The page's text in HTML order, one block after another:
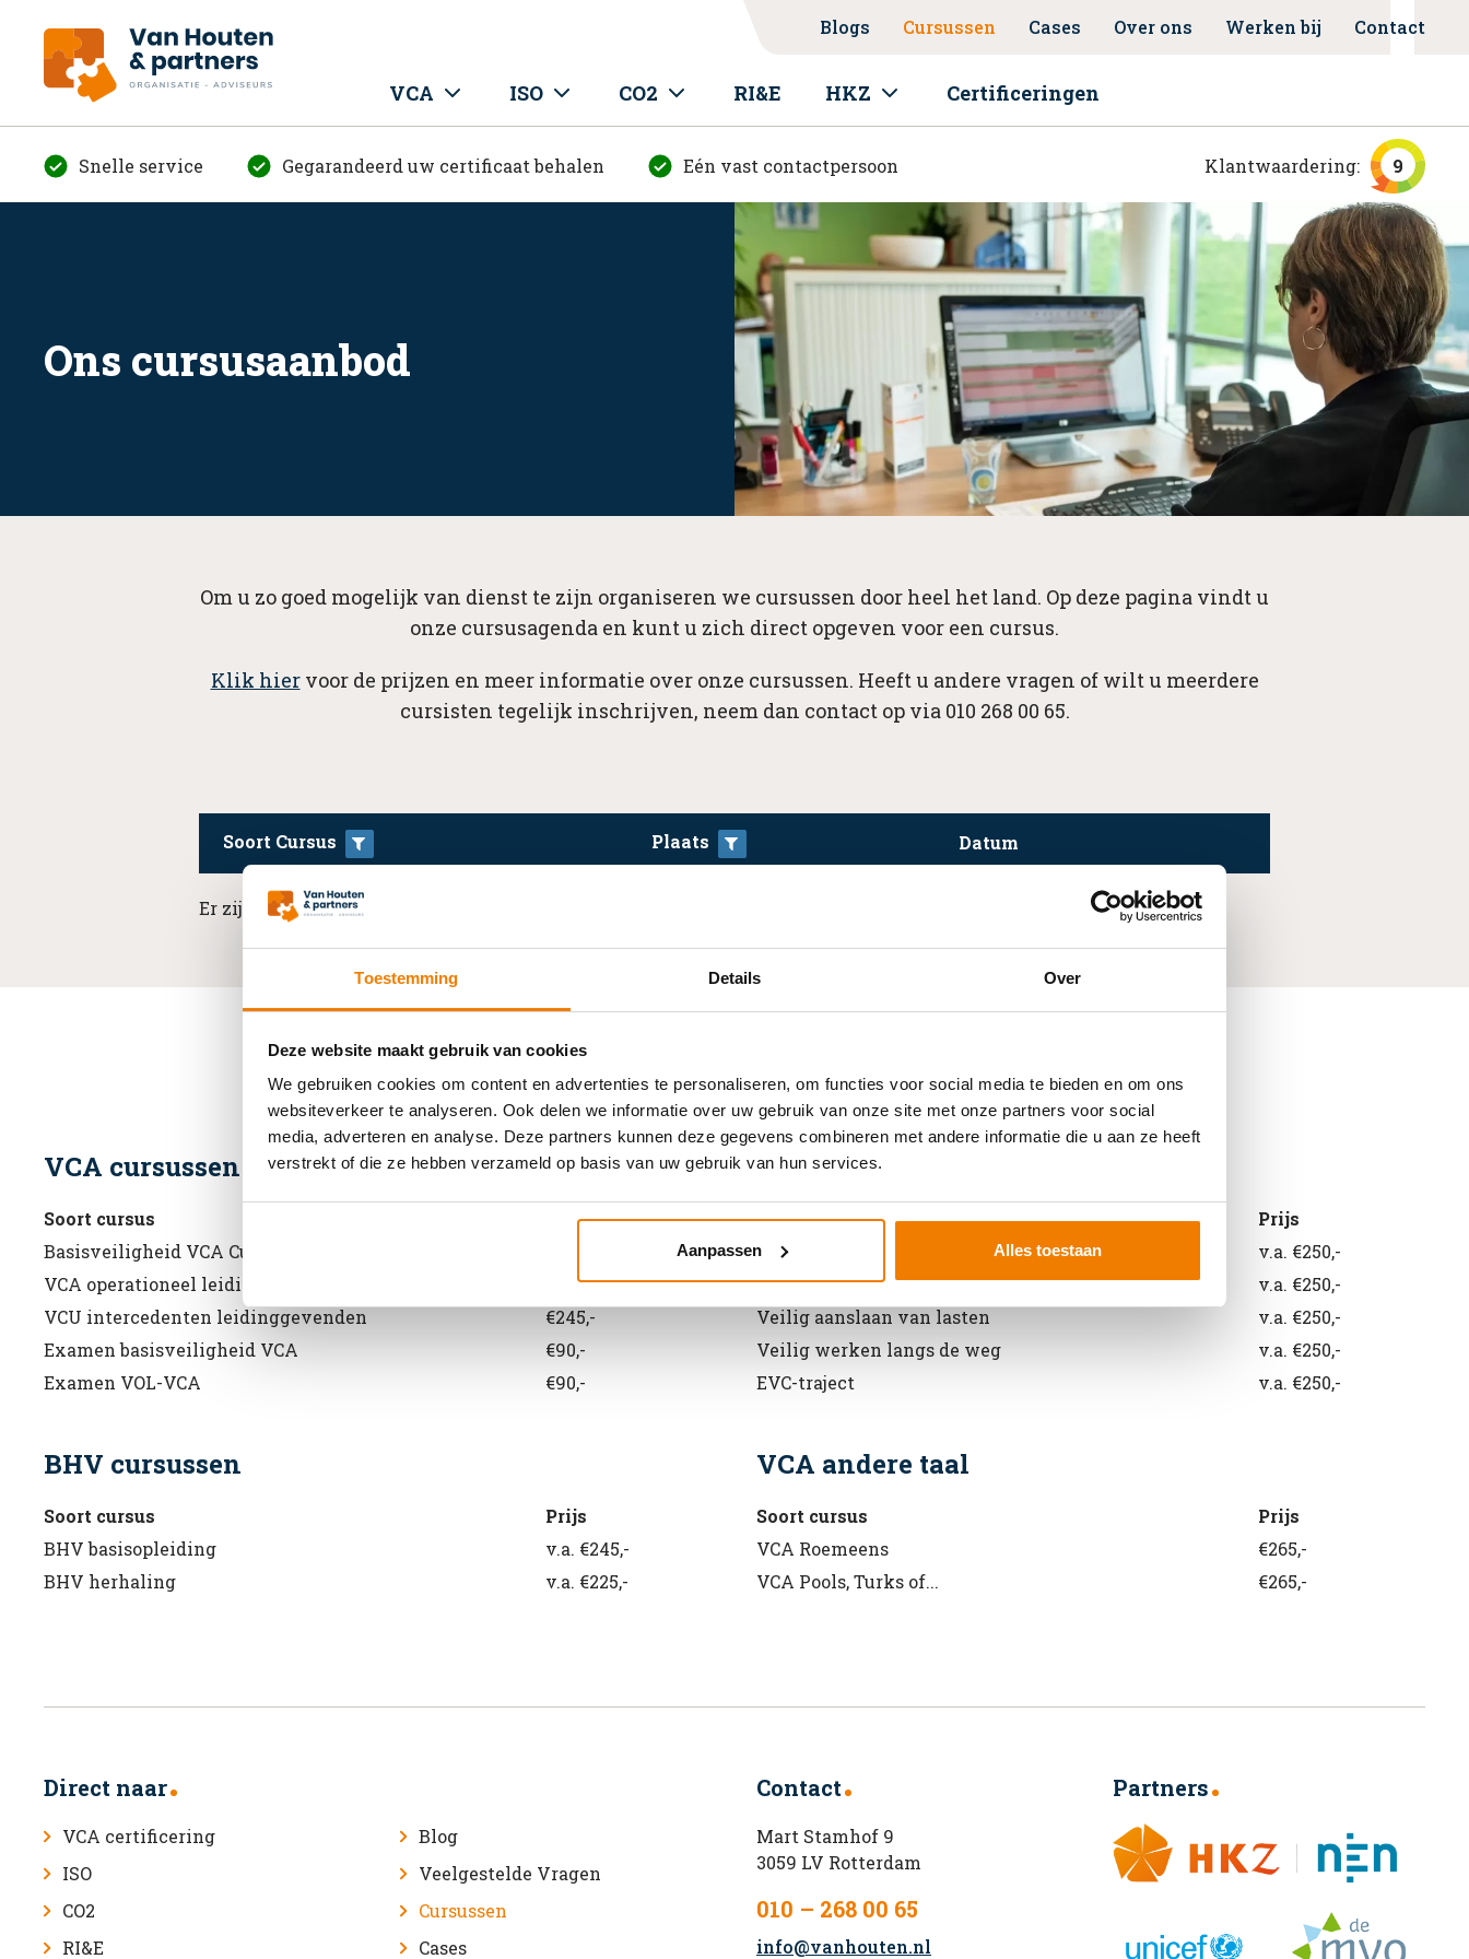
Toestemming Details Over
Deze website maakt gebruik van cookies
We gebruiken cookies om content en advertenties te personaliseren, om functies voor social media te bieden en om ons
websiteverkeer te analyseren. Ook delen we informatie over uw gebruik van onze site met onze partners voor social
media, adverteren en analyse. Deze partners kunnen deze gegevens combineren met andere informatie die u aan ze heeft
verstrekt of die ze hebben verzameld op basis van uw gebruik van hun services.
Aanpassen Alles toestaan
Blogs Cursussen Cases Over ons Werken bij Contact
VCA ISO CO2 RI&E HKZ Certificeringen
Snelle service Gegarandeerd uw certificaat behalen Eén vast contactpersoon Klantwaardering: 9
Ons cursusaanbod
Om u zo goed mogelijk van dienst te zijn organiseren we cursussen door heel het land. Op deze pagina vindt u
onze cursusagenda en kunt u zich direct opgeven voor een cursus.
Klik hiervoor de prijzen en meer informatie over onze cursussen. Heeft u andere vragen of wilt u meerdere
cursisten tegelijk inschrijven, neem dan contact op via 010 268 00 65.
Soort Cursus Plaats Datum
Er zijn geen resultaten beschikbaar.
Algemene informatie cursussen
VCA cursussen
Soort cursus
Prijs
Basisveiligheid VCA Cursus
VCA operationeel leidinggevenden
€245,-
VCU intercedenten leidinggevenden
€245,-
Examen basisveiligheid VCA
€90,-
Examen VOL-VCA
€90,-
BHV cursussen
Soort cursus
Prijs
BHV basisopleiding
v.a. €245,-
BHV herhaling
v.a. €225,-
Arbo en Veiligheid
Soort cursus
Prijs
Werken met vorkhef- en reachtruck
v.a. €250,-
Werken met een hoogwerker
v.a. €250,-
Veilig aanslaan van lasten
v.a. €250,-
Veilig werken langs de weg
v.a. €250,-
EVC-traject
v.a. €250,-
VCA andere taal
Soort cursus
Prijs
VCA Roemeens
€265,-
VCA Pools, Turks of...
€265,-
Direct naar
VCA certificering
ISO
CO2
RI&E
Blog
Veelgestelde Vragen
Cursussen
Cases
Contact
Mart Stamhof 9
3059 LV Rotterdam
010 – 268 00 65
info@vanhouten.nl
Partners